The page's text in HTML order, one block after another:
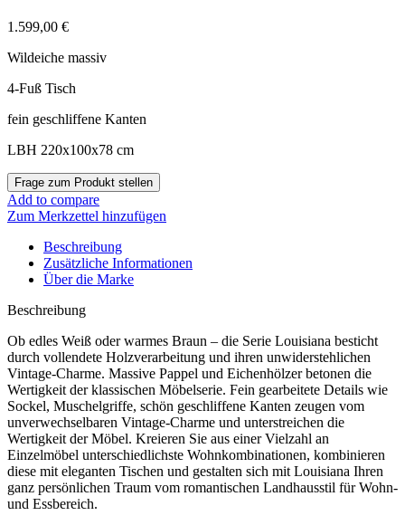
1.599,00 €
Wildeiche massiv
4-Fuß Tisch
fein geschliffene Kanten
LBH 220x100x78 cm
Add to compare
Zum Merkzettel hinzufügen
Beschreibung
Zusätzliche Informationen
Über die Marke
Beschreibung
Ob edles Weiß oder warmes Braun – die Serie Louisiana besticht
durch vollendete Holzverarbeitung und ihren unwiderstehlichen
Vintage-Charme. Massive Pappel und Eichenhölzer betonen die
Wertigkeit der klassischen Möbelserie. Fein gearbeitete Details wie
Sockel, Muschelgriffe, schön geschliffene Kanten zeugen vom
unverwechselbaren Vintage-Charme und unterstreichen die
Wertigkeit der Möbel. Kreieren Sie aus einer Vielzahl an
Einzelmöbel unterschiedlichste Wohnkombinationen, kombinieren
diese mit eleganten Tischen und gestalten sich mit Louisiana Ihren
ganz persönlichen Traum vom romantischen Landhausstil für Wohn-
und Essbereich.